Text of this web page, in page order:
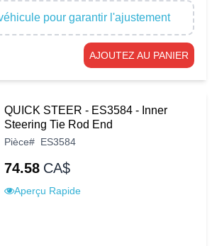
pour garantir l'ajustement
AJOUTEZ AU PANIER
QUICK STEER - ES3584 - Inner
Steering Tie Rod End
Pièce# ES3584
74.58 CA$
Aperçu Rapide